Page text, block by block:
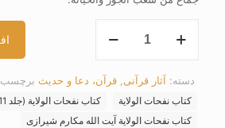
نفحات
11
15)
دسته: آثار قرآنی قرآن، دعا و حدیث
کتاب نفحات الولایة
کتاب نفحات الولایة (جلد 11 تا 15)
کتاب نفحات الولایة آیت الله مکارم شیرازی